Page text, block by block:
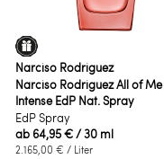
Narciso Rodriguez
Narciso Rodriguez All of Me
Intense EdP Nat. Spray
EdP Spray
ab 64,95 €/ 30 ml
2.165,00 € / Liter